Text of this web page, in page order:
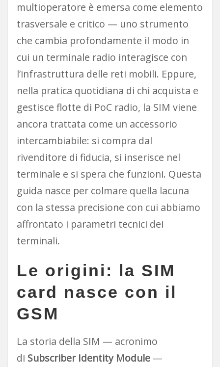
multioperatore è emersa come elemento
trasversale e critico — uno strumento
che cambia profondamente il modo in
cui un terminale radio interagisce con
l’infrastruttura delle reti mobili. Eppure,
nella pratica quotidiana di chi acquista e
gestisce flotte di PoC radio, la SIM viene
ancora trattata come un accessorio
intercambiabile: si compra dal
rivenditore di fiducia, si inserisce nel
terminale e si spera che funzioni. Questa
guida nasce per colmare quella lacuna
con la stessa precisione con cui abbiamo
affrontato i parametri tecnici dei
terminali.
Le origini: la SIM
card nasce con il
GSM
La storia della SIM — acronimo
di Subscriber Identity Module—